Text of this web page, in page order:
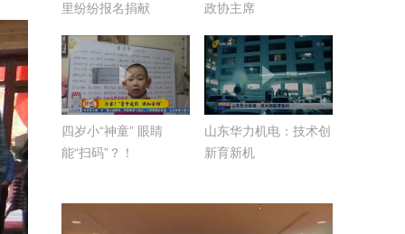
里纷纷报名捐献
政协主席
四岁小“神童” 眼睛
能“扫码”？！
山东华力机电：技术创
新育新机